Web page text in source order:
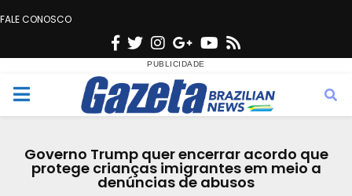
FALE CONOSCO
F
c
e
o
o
T
w
i
t
e
r
n
s
t
g
r
G
o
o
g
e
Y
u
t
b
e
s
M
Governo Trump quer encerrar acordo que
protege crianças imigrantes em meio a
denúncias de abusos